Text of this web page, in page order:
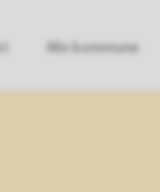
Min kommune